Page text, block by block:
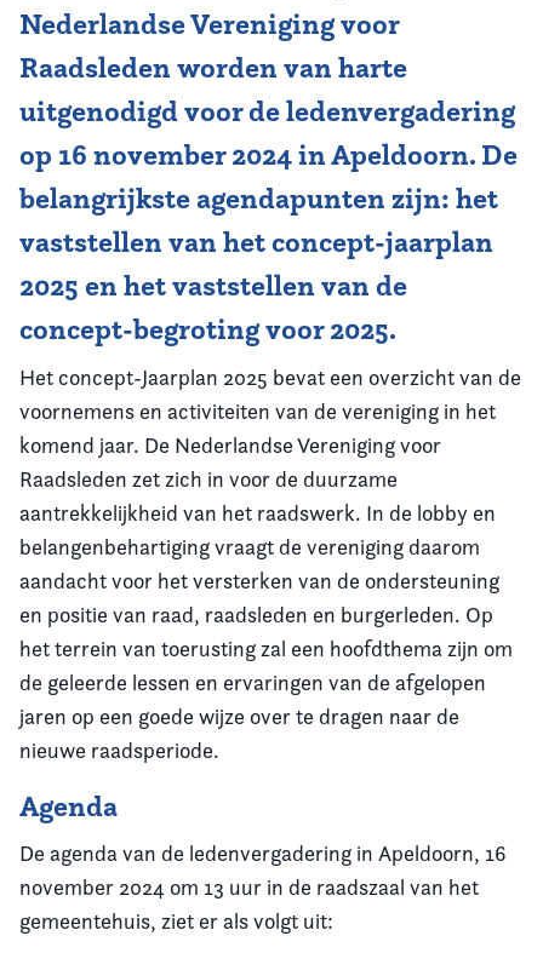
Nederlandse Vereniging voor
Raadsleden worden van harte
uitgenodigd voor de ledenvergadering
op 16 november 2024 in Apeldoorn. De
belangrijkste agendapunten zijn: het
vaststellen van het concept-jaarplan
2025 en het vaststellen van de
concept-begroting voor 2025.
Het concept-Jaarplan 2025 bevat een overzicht van de
voornemens en activiteiten van de vereniging in het
komend jaar. De Nederlandse Vereniging voor
Raadsleden zet zich in voor de duurzame
aantrekkelijkheid van het raadswerk. In de lobby en
belangenbehartiging vraagt de vereniging daarom
aandacht voor het versterken van de ondersteuning
en positie van raad, raadsleden en burgerleden. Op
het terrein van toerusting zal een hoofdthema zijn om
de geleerde lessen en ervaringen van de afgelopen
jaren op een goede wijze over te dragen naar de
nieuwe raadsperiode.
Agenda
De agenda van de ledenvergadering in Apeldoorn, 16
november 2024 om 13 uur in de raadszaal van het
gemeentehuis, ziet er als volgt uit: